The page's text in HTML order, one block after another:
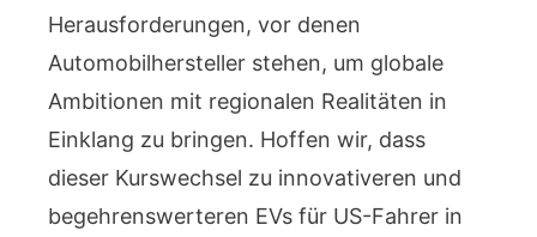
Herausforderungen, vor denen
Automobilhersteller stehen, um globale
Ambitionen mit regionalen Realitäten in
Einklang zu bringen. Hoffen wir, dass
dieser Kurswechsel zu innovativeren und
begehrenswerteren EVs für US-Fahrer in